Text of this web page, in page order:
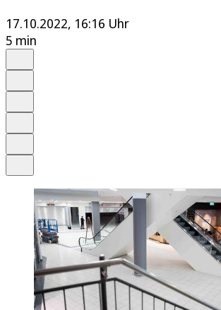
17.10.2022, 16:16 Uhr
5 min